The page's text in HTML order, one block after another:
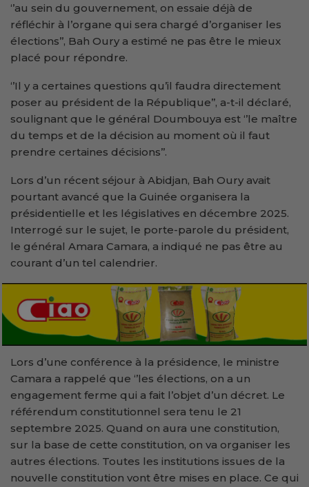
‘’au sein du gouvernement, on essaie déjà de
réfléchir à l’organe qui sera chargé d’organiser les
élections’’, Bah Oury a estimé ne pas être le mieux
placé pour répondre.
‘’Il y a certaines questions qu’il faudra directement
poser au président de la République’’, a-t-il déclaré,
soulignant que le général Doumbouya est ‘’le maître
du temps et de la décision au moment où il faut
prendre certaines décisions’’.
Lors d’un récent séjour à Abidjan, Bah Oury avait
pourtant avancé que la Guinée organisera la
présidentielle et les législatives en décembre 2025.
Interrogé sur le sujet, le porte-parole du président,
le général Amara Camara, a indiqué ne pas être au
courant d’un tel calendrier.
Lors d’une conférence à la présidence, le ministre
Camara a rappelé que ‘’les élections, on a un
engagement ferme qui a fait l’objet d’un décret. Le
référendum constitutionnel sera tenu le 21
septembre 2025. Quand on aura une constitution,
sur la base de cette constitution, on va organiser les
autres élections. Toutes les institutions issues de la
nouvelle constitution vont être mises en place. Ce qui